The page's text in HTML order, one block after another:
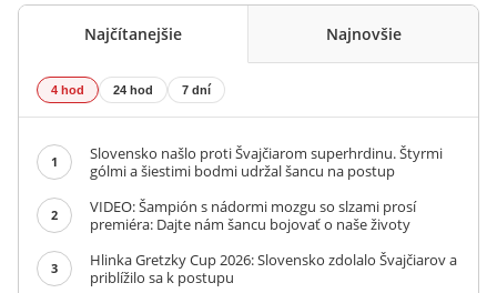
Najčítanejšie Najnovšie
4 hod 24 hod 7 dní
1
Slovensko našlo proti Švajčiarom superhrdinu. Štyrmi
gólmi a šiestimi bodmi udržal šancu na postup
2
VIDEO: Šampión s nádormi mozgu so slzami prosí
premiéra: Dajte nám šancu bojovať o naše životy
3
Hlinka Gretzky Cup 2026: Slovensko zdolalo Švajčiarov a
priblížilo sa k postupu